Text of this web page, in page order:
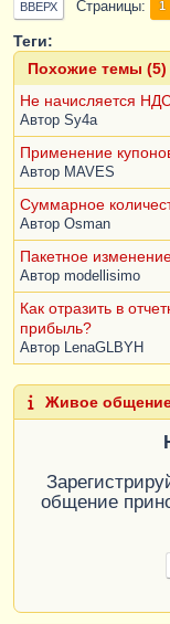
ВВЕРХ Страницы 1
Теги:
Похожие темы (5)
Не начисляется
Автор Sy4a
Применение
Автор MAVES
Суммарное
Автор Osman
Пакетное
Автор modellisimo
Как отразить в
прибыль?
Автор LenaGLBYH
Живое
общение